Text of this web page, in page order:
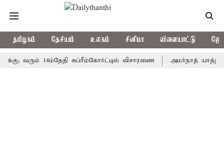
தமிழகம் தேசியம் உலகம் சினிமா விளையாட்டு
14ம்தேதி சுப்ரீம்கோர்ட்டில் விசாரணை அமர்நாத் யாத்திரை